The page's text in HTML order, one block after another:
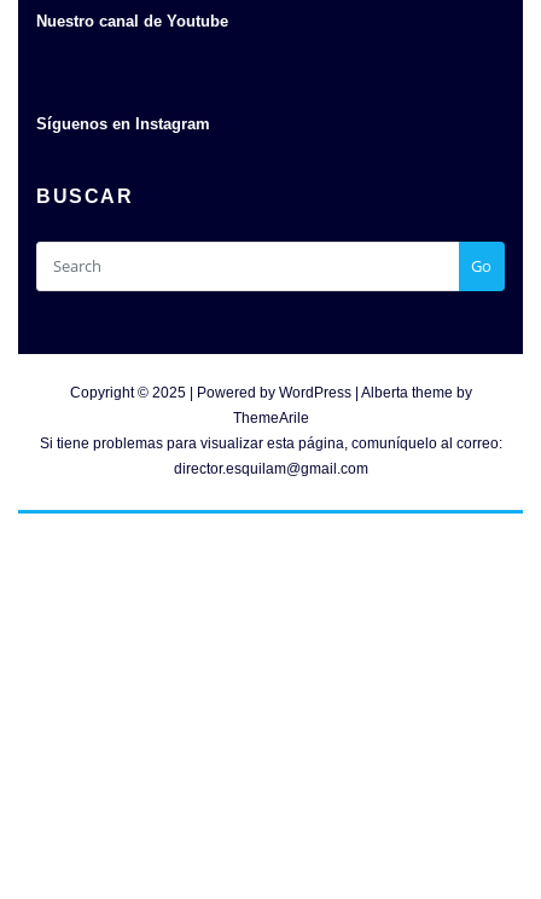
Nuestro canal de Youtube
Síguenos en Instagram
BUSCAR
Go
Copyright © 2025 | Powered by WordPress
Alberta theme by
ThemeArile
Si tiene problemas para visualizar esta página, comuníquelo al correo:
director.esquilam@gmail.com